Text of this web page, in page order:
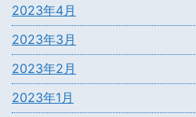
2023年4月
2023年3月
2023年2月
2023年1月